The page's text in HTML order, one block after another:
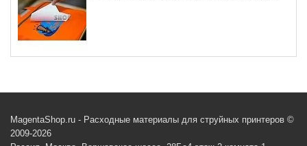
MagentaShop.ru - Расходные материалы для струйных принтеров ©
2009-2026